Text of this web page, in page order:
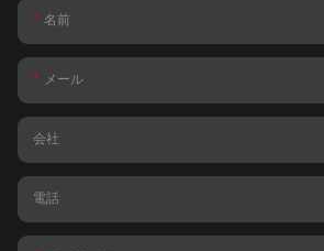
名前
メール
会社
電話